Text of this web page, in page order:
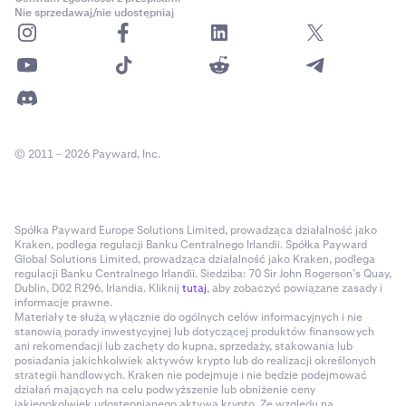
Nie sprzedawaj/nie udostępniaj
© 2011 – 2026 Payward, Inc.
Spółka Payward Europe Solutions Limited, prowadząca działalność jako
Kraken, podlega regulacji Banku Centralnego Irlandii. Spółka Payward
Global Solutions Limited, prowadząca działalność jako Kraken, podlega
regulacji Banku Centralnego Irlandii. Siedziba: 70 Sir John Rogerson’s Quay,
Dublin, D02 R296, Irlandia. Kliknij tutaj, aby zobaczyć powiązane zasady i
informacje prawne.
Materiały te służą wyłącznie do ogólnych celów informacyjnych i nie
stanowią porady inwestycyjnej lub dotyczącej produktów finansowych
ani rekomendacji lub zachęty do kupna, sprzedaży, stakowania lub
posiadania jakichkolwiek aktywów krypto lub do realizacji określonych
strategii handlowych. Kraken nie podejmuje i nie będzie podejmować
działań mających na celu podwyższenie lub obniżenie ceny